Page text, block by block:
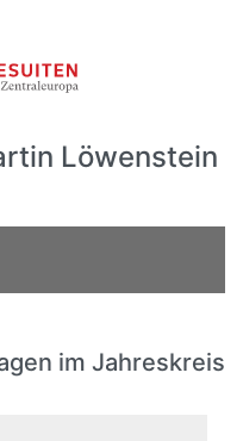
Löwenstein
im Jahreskreis